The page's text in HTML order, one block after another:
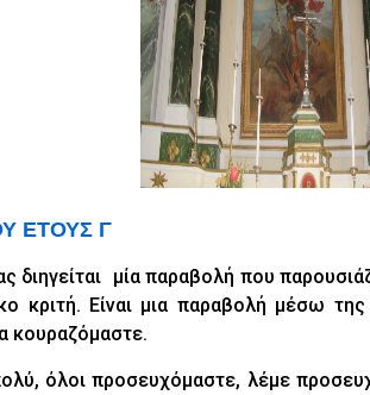
ΕΤΟΥΣ Γ
διηγείται μία παραβολή που
κριτή. Είναι μια παραβολή μέσω
κουραζόμαστε.
όλοι προσευχόμαστε, λέμε